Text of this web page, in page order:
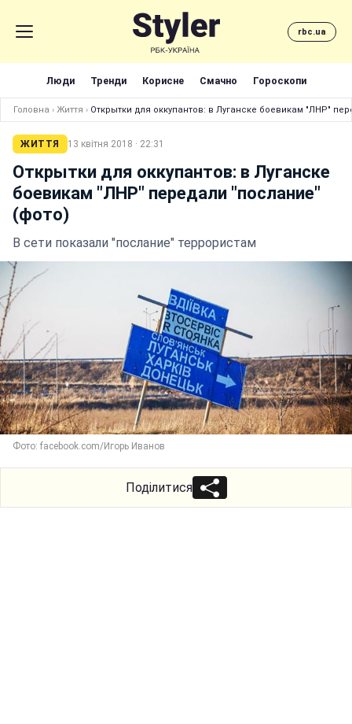
rbc.ua
Люди Тренди Корисне Смачно Гороскопи
Головна › Життя › Открытки для оккупантов: в Луганске боевикам "ЛНР"
ЖИТТЯ 13 квітня 2018 · 22:31
Открытки для оккупантов: в Луганске
боевикам "ЛНР" передали "послание"
(фото)
В сети показали "послание" террористам
Фото: facebook.com/Игорь Иванов
Поділитися